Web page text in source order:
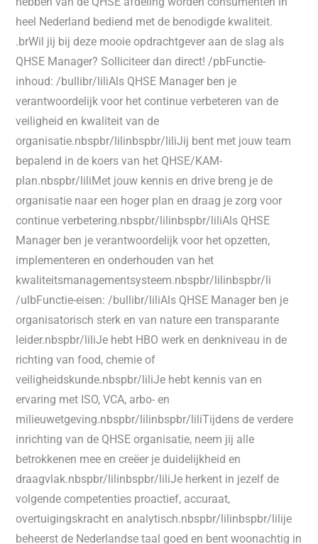
heel Nederland bediend met de benodigde kwaliteit.
.brWil jij bij deze mooie opdrachtgever aan de slag als
QHSE Manager? Solliciteer dan direct! /pbFunctie-
inhoud: /bullibr/liliAls QHSE Manager ben je
verantwoordelijk voor het continue verbeteren van de
veiligheid en kwaliteit van de
organisatie.nbspbr/lilinbspbr/liliJij bent met jouw team
bepalend in de koers van het QHSE/KAM-
plan.nbspbr/liliMet jouw kennis en drive breng je de
organisatie naar een hoger plan en draag je zorg voor
continue verbetering.nbspbr/lilinbspbr/liliAls QHSE
Manager ben je verantwoordelijk voor het opzetten,
implementeren en onderhouden van het
kwaliteitsmanagementsysteem.nbspbr/lilinbspbr/li
/ulbFunctie-eisen: /bullibr/liliAls QHSE Manager ben je
organisatorisch sterk en van nature een transparante
leider.nbspbr/liliJe hebt HBO werk en denkniveau in de
richting van food, chemie of
veiligheidskunde.nbspbr/liliJe hebt kennis van en
ervaring met ISO, VCA, arbo- en
milieuwetgeving.nbspbr/lilinbspbr/liliTijdens de verdere
inrichting van de QHSE organisatie, neem jij alle
betrokkenen mee en creëer je duidelijkheid en
draagvlak.nbspbr/lilinbspbr/liliJe herkent in jezelf de
volgende competenties proactief, accuraat,
overtuigingskracht en analytisch.nbspbr/lilinbspbr/lilije
beheerst de Nederlandse taal goed en bent woonachtig in